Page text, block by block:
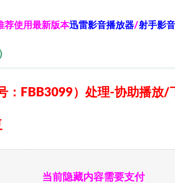
荐使用最新版本迅雷影音播放器/射手影
：FBB3099） 处理-协助播放/
当前隐藏内容需要支付